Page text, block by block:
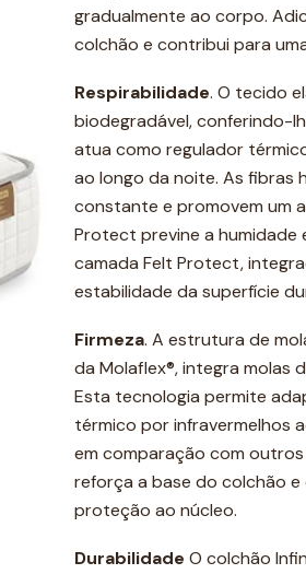
gradualmente ao corpo.
colchão e contribui para
Respirabilidade. O tecido
biodegradável, conferindo-
atua como regulador
ao longo da noite. As fibras
constante e promovem um
Protect previne a humidade
camada Felt Protect,
estabilidade da superfície
Firmeza. A estrutura de
da Molaflex®, integra molas
Esta tecnologia permite
térmico por infravermelhos
em comparação com
reforça a base do colchão
proteção ao núcleo.
Durabilidade O colchão